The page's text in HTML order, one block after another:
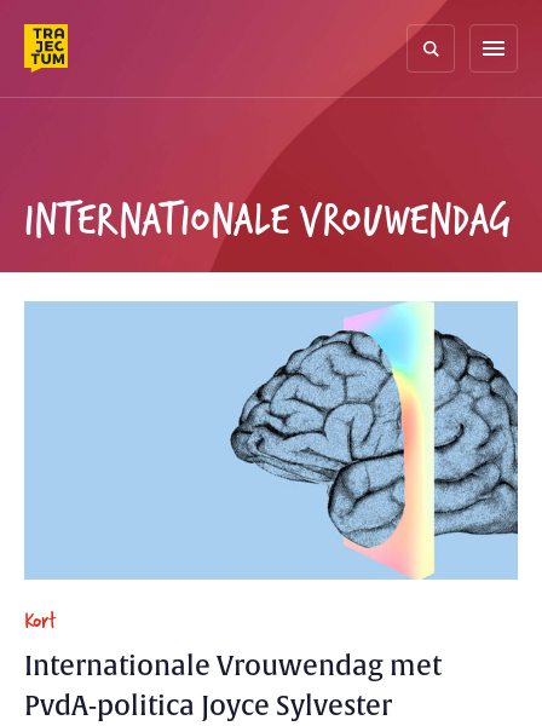
content
menu
INTERNATIONALE VROUWENDAG
Kort
Internationale Vrouwendag met
PvdA-politica Joyce Sylvester